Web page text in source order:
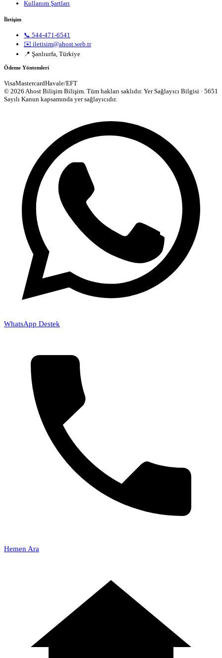
Kullanım Şartları
İletişim
📞 544-471-6541
✉️ iletisim@ahost.web.tr
📍 Şanlıurfa, Türkiye
Ödeme Yöntemleri
VisaMastercardHavale/EFT
© 2026 Ahost Bilişim Bilişim. Tüm hakları saklıdır. Yer Sağlayıcı Bilgisi · 5651
Sayılı Kanun kapsamında yer sağlayıcıdır.
WhatsApp Destek
Hemen Ara